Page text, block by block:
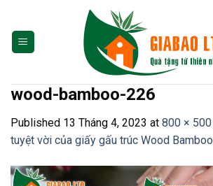
content
wood-bamboo-226
Published 13 Tháng 4, 2023 at 800 × 500
tuyệt vời của giấy gấu trúc Wood Bamboo